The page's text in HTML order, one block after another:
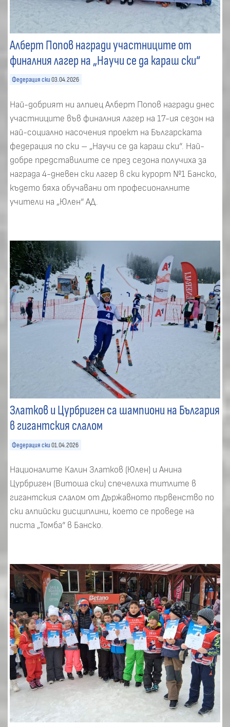
Алберт Попов награди участниците от
финалния лагер на „Научи се да караш ски“
Федерация ски 03.04.2026
Най-добрият ни алпиец Алберт Попов награди днес
участниците във финалния лагер на 17-ия сезон на
най-социално насочения проект на Българската
федерация по ски – „Научи се да караш ски“. Най-
добре представилите се през сезона получиха за
награда 4-дневен ски лагер в ски курорт №1 Банско,
където бяха обучавани от професионалните
учители на „Юлен“ АД.
Златков и Цурбриген са шампиони на България
в гигантския слалом
Федерация ски 01.04.2026
Националите Калин Златков (Юлен) и Анина
Цурбриген (Витоша ски) спечелиха титлите в
гигантския слалом от Държавното първенство по
ски алпийски дисциплини, което се проведе на
писта „Томба“ в Банско.